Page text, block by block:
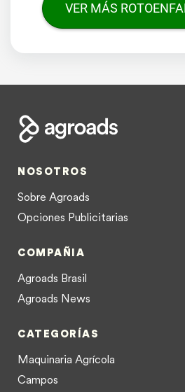
VER MÁS
NOSOTROS
Sobre Agroads
Opciones Publicitarias
COMPAÑIA
Agroads Brasil
Agroads News
CATEGORÍAS
Maquinaria Agrícola
Campos